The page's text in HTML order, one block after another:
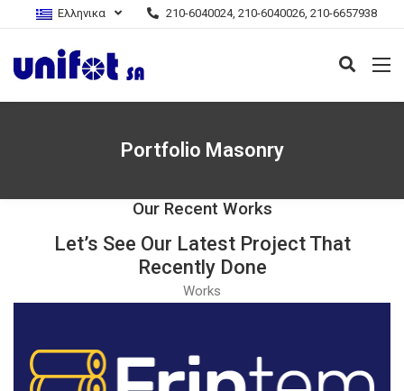
Ελληνικα 210-6040024, 210-6040026, 210-6657938
Portfolio Masonry
Our Recent Works
Let’s See Our Latest Project That
Recently Done
Works